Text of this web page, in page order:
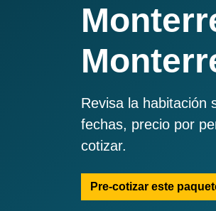
Revisa la habitación
fechas, precio por
cotizar.
Pre-cotizar este